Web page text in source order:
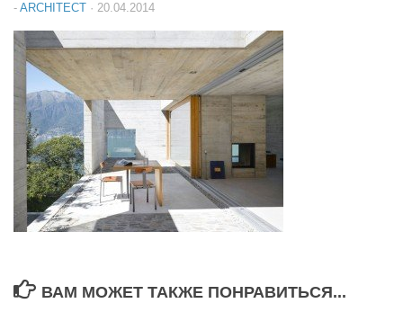
- ARCHITECT · 20.04.2014
ВАМ МОЖЕТ ТАКЖЕ ПОНРАВИТЬСЯ...